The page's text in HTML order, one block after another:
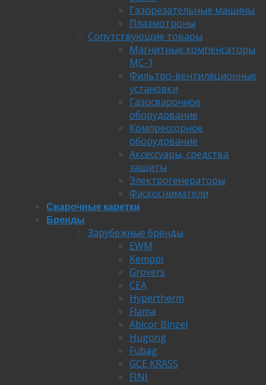
Газорезательные машины
Плазмотроны
Сопутствующие товары
Магнитные компенсаторы
МС-1
Фильтро-вентиляционные
установки
Газосварочное
оборудование
Компрессорное
оборудование
Аксессуары, средства
защиты
Электрогенераторы
Фаскосниматели
Сварочные каретки
Бренды
Зарубежные бренды
EWM
Kemppi
Grovers
CEA
Hypertherm
Flama
Abicor Binzel
Hugong
Fubag
GCE KRASS
FINI